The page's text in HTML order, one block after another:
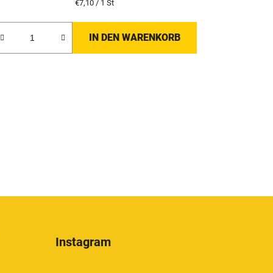
Verkaufspreis:
€7,10 / 1 St
IN DEN WARENKORB
Instagram